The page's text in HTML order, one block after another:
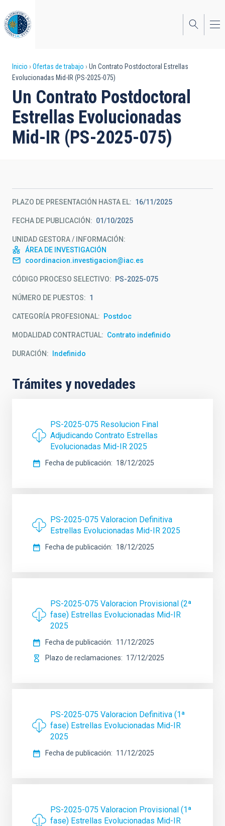
al
contenido
principal
Sobrescribir
enlaces
de
ayuda
a
Inicio Ofertas de trabajo
Un Contrato Postdoctoral Estrellas
Evolucionadas Mid-IR (PS-2025-075)
Un Contrato Postdoctoral
Estrellas Evolucionadas
Mid-IR (PS-2025-075)
PLAZO DE PRESENTACIÓN HASTA EL 16/11/2025
FECHA DE PUBLICACIÓN 01/10/2025
UNIDAD GESTORA / INFORMACIÓN
ÁREA DE INVESTIGACIÓN
coordinacion.investigacion@iac.es
CÓDIGO PROCESO SELECTIVO PS-2025-075
NÚMERO DE PUESTOS 1
CATEGORÍA PROFESIONAL Postdoc
MODALIDAD CONTRACTUAL Contrato indefinido
DURACIÓN Indefinido
Trámites y novedades
PS-2025-075 Resolucion Final
Adjudicando Contrato Estrellas
Evolucionadas Mid-IR 2025
Fecha de publicación 18/12/2025
PS-2025-075 Valoracion Definitiva
Estrellas Evolucionadas Mid-IR 2025
Fecha de publicación 18/12/2025
PS-2025-075 Valoracion Provisional (2ª
fase) Estrellas Evolucionadas Mid-IR
2025
Fecha de publicación
11/12/2025
Plazo de reclamaciones
17/12/2025
PS-2025-075 Valoracion Definitiva (1ª
fase) Estrellas Evolucionadas Mid-IR
2025
Fecha de publicación 11/12/2025
PS-2025-075 Valoracion Provisional (1ª
fase) Estrellas Evolucionadas Mid-IR